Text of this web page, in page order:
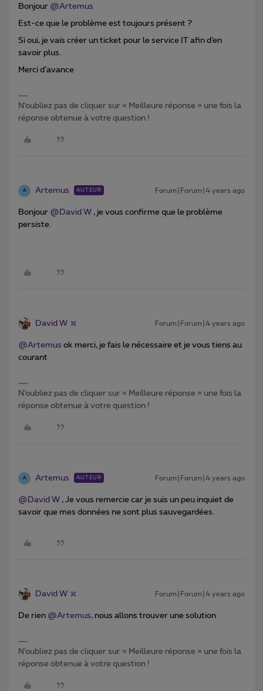
Bonjour @Artemus
Est-ce que le problème est toujours présent ?
Si oui, je vais créer un ticket pour le service IT afin d’en
savoir plus.
Merci d’avance
N’oubliez pas de cliquer sur « Meilleure réponse » une fois la
réponse obtenue à votre question !
A Artemus AUTEUR Forum|Forum|4 years ago
Bonjour @David W , je vous confirme que le problème
persiste.
David W Forum|Forum|4 years ago
@Artemus ok merci, je fais le nécessaire et je vous tiens au
courant
N’oubliez pas de cliquer sur « Meilleure réponse » une fois la
réponse obtenue à votre question !
A Artemus AUTEUR Forum|Forum|4 years ago
@David W , Je vous remercie car je suis un peu inquiet de
savoir que mes données ne sont plus sauvegardées.
David W Forum|Forum|4 years ago
De rien @Artemus, nous allons trouver une solution
N’oubliez pas de cliquer sur « Meilleure réponse » une fois la
réponse obtenue à votre question !